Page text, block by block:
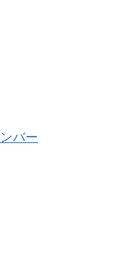
バー